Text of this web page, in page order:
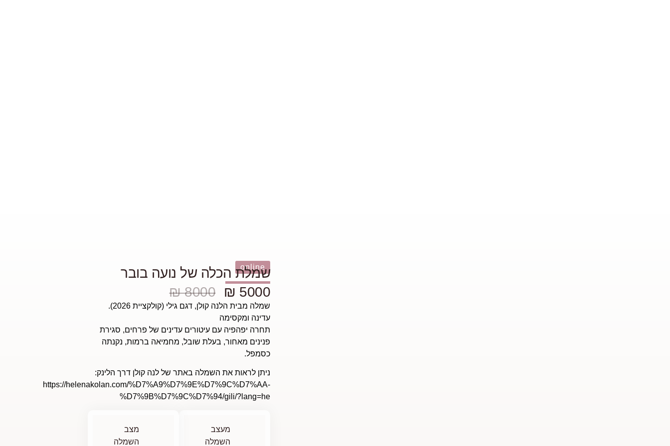
online
שמלת הכלה של נועה בובר
5000 ₪
8000 ₪
שמלה מבית הלנה קולן, דגם גילי (קולקציית 2026).
עדינה ומקסימה
תחרה יפהפיה עם עיטורים עדינים של פרחים, סגירת
פנינים מאחור, בעלת שובל, מחמיאה ברמות, נקנתה
כסמפל.
ניתן לראות את השמלה באתר של לנה קולן דרך הלינק:
https://helenakolan.com/%D7%A9%D7%9E%D7%9C%D7%AA-
%D7%9B%D7%9C%D7%94/gili/?lang=he
מעצב
השמלה
מצב
השמלה